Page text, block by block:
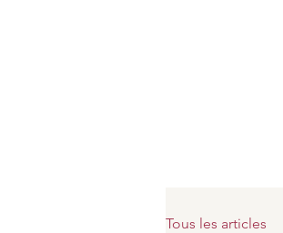
Tous les articles